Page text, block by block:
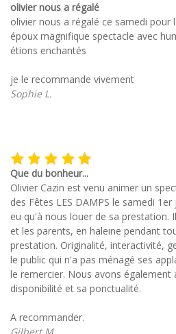
olivier nous a régalé
olivier nous a régalé ce samedi pour
époux magnifique spectacle avec
étions enchantés
je le recommande vivement
Sophie L.
Que du bonheur...
Olivier Cazin est venu animer un
des Fêtes LES DAMPS le samedi
eu qu'à nous louer de sa prestation.
et les parents, en haleine pendant
prestation. Originalité, interactivité,
le public qui n'a pas ménagé ses
le remercier. Nous avons également
disponibilité et sa ponctualité.
A recommander.